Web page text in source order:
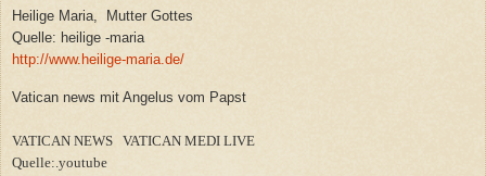
Heilige Maria, Mutter Gottes
Quelle: heilige -maria
http://www.heilige-maria.de/
Vatican news mit Angelus vom Papst
VATICAN NEWS VATICAN MEDI LIVE
Quelle:.youtube